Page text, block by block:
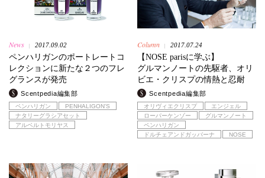
News 2017.09.02
ペンハリガンのポートレートコ
レクションに新たな２つのフレ
グランスが発売
Scentpedia編集部
ペンハリガン
PENHALIGON'S
ナタリーグラシアセット
アルベルトモリヤス
Column 2017.07.24
【NOSE parisに学ぶ】
グルマンノートの先駆者、オリ
ビエ・クリスプの情熱と忍耐
Scentpedia編集部
オリヴィエクリスプ
エンジェル
ローパーケンゾー
グルマンノート
ペンハリガン
ドルチェアンドガッバーナ
NOSE